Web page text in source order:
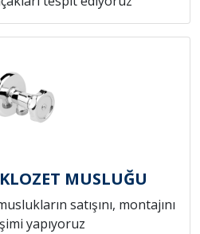
MUSLUĞU
satışını, montajını
yapıyoruz